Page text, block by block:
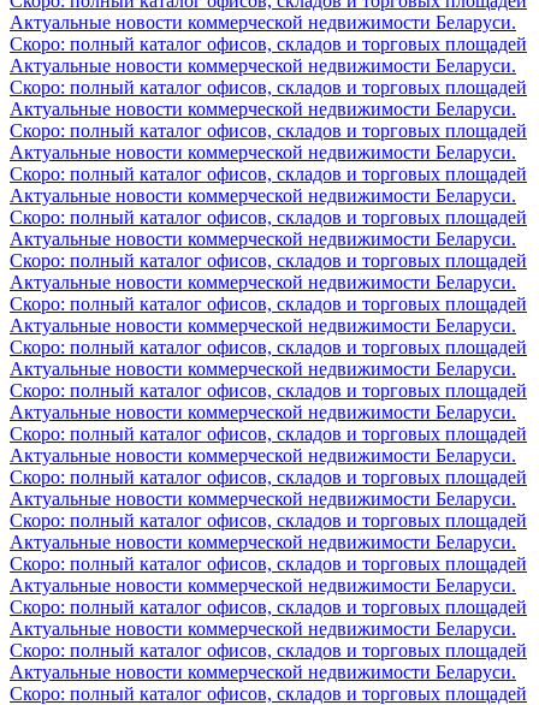
Актуальные новости коммерческой недвижимости Беларуси.
Скоро: полный каталог офисов, складов и торговых площадей
Актуальные новости коммерческой недвижимости Беларуси.
Скоро: полный каталог офисов, складов и торговых площадей
Актуальные новости коммерческой недвижимости Беларуси.
Скоро: полный каталог офисов, складов и торговых площадей
Актуальные новости коммерческой недвижимости Беларуси.
Скоро: полный каталог офисов, складов и торговых площадей
Актуальные новости коммерческой недвижимости Беларуси.
Скоро: полный каталог офисов, складов и торговых площадей
Актуальные новости коммерческой недвижимости Беларуси.
Скоро: полный каталог офисов, складов и торговых площадей
Актуальные новости коммерческой недвижимости Беларуси.
Скоро: полный каталог офисов, складов и торговых площадей
Актуальные новости коммерческой недвижимости Беларуси.
Скоро: полный каталог офисов, складов и торговых площадей
Актуальные новости коммерческой недвижимости Беларуси.
Скоро: полный каталог офисов, складов и торговых площадей
Актуальные новости коммерческой недвижимости Беларуси.
Скоро: полный каталог офисов, складов и торговых площадей
Актуальные новости коммерческой недвижимости Беларуси.
Скоро: полный каталог офисов, складов и торговых площадей
Актуальные новости коммерческой недвижимости Беларуси.
Скоро: полный каталог офисов, складов и торговых площадей
Актуальные новости коммерческой недвижимости Беларуси.
Скоро: полный каталог офисов, складов и торговых площадей
Актуальные новости коммерческой недвижимости Беларуси.
Скоро: полный каталог офисов, складов и торговых площадей
Актуальные новости коммерческой недвижимости Беларуси.
Скоро: полный каталог офисов, складов и торговых площадей
Актуальные новости коммерческой недвижимости Беларуси.
Скоро: полный каталог офисов, складов и торговых площадей